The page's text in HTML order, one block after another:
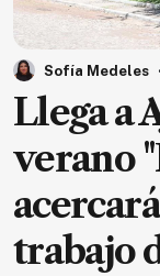
150
MXN
el
mes.
Suscríbete
NOTICIAS
Jalisco
Sofía Medeles
Llega a
verano
trabajo